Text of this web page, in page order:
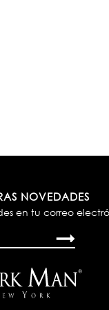
NOVEDADES
en tu correo